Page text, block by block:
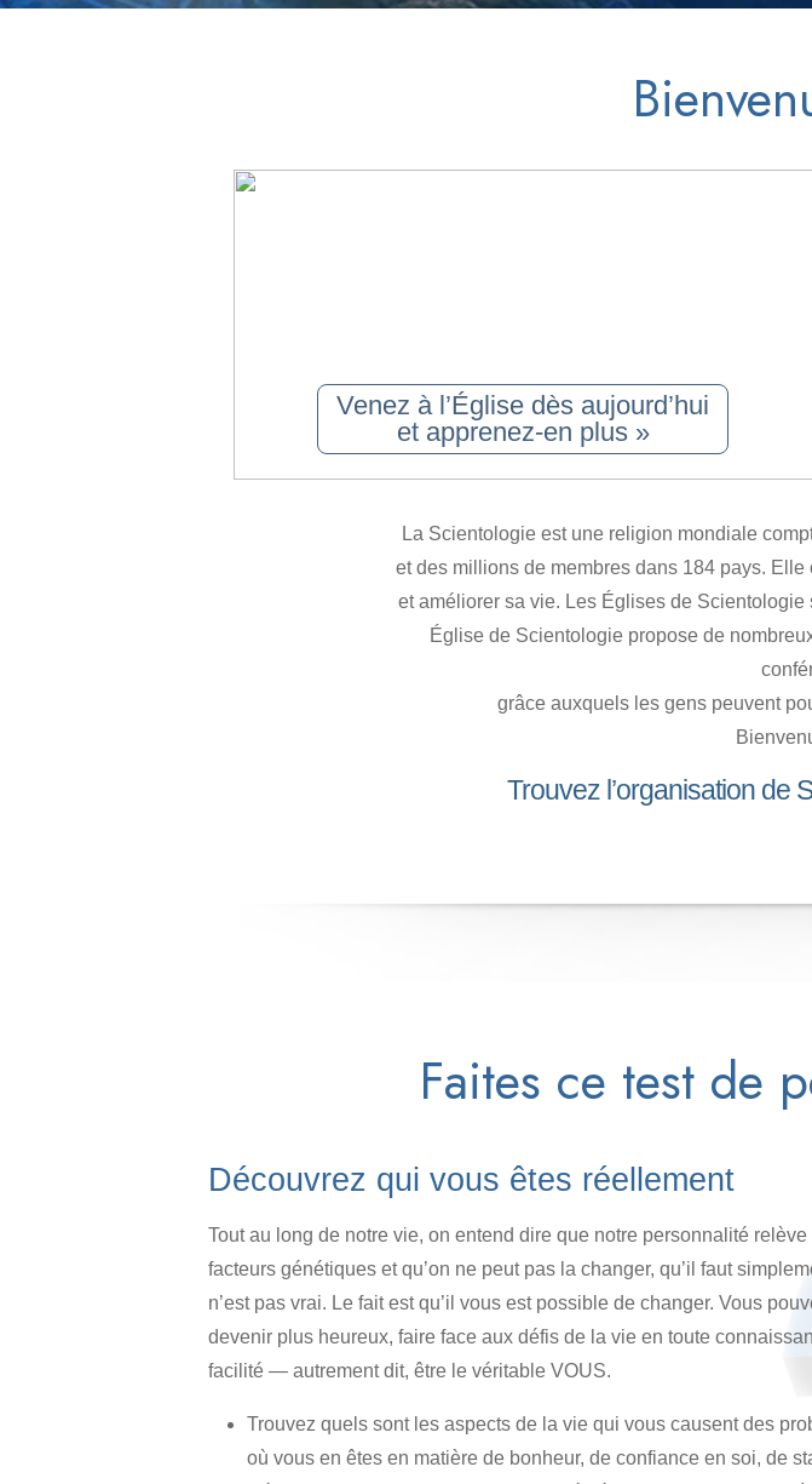
Venez à l’Église dès aujourd’hui
et apprenez-en plus »
La Scientologie est une religion mondiale
et des millions de membres dans 184 pays.
et améliorer sa vie. Les Églises de
Église de Scientologie propose de
grâce auxquels les gens peuvent
Trouvez l’organisation de
Faites ce test de
Découvrez qui vous êtes réellement
Tout au long de notre vie, on entend dire que notre personnalité
facteurs génétiques et qu’on ne peut pas la changer, qu’il faut
n’est pas vrai. Le fait est qu’il vous est possible de changer. Vous
devenir plus heureux, faire face aux défis de la vie en toute
facilité — autrement dit, être le véritable VOUS.
Trouvez quels sont les aspects de la vie qui vous causent des
où vous en êtes en matière de bonheur, de confiance en soi, de